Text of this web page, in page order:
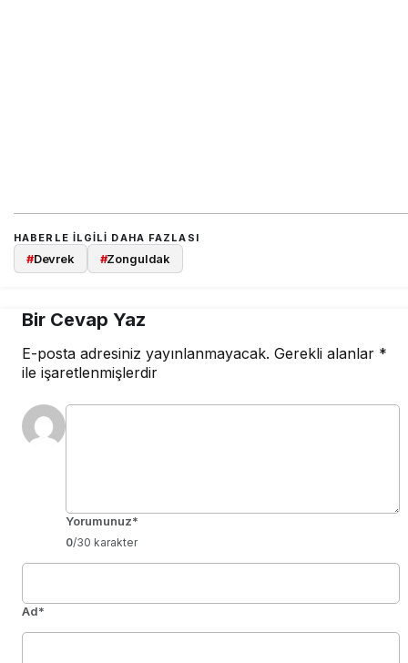
HABERLE ILGILI DAHA FAZLASI
#Devrek #Zonguldak
Bir Cevap Yaz
E-posta adresiniz yayınlanmayacak. Gerekli alanlar *
ile işaretlenmişlerdir
Yorumunuz*
0/30 karakter
Ad*